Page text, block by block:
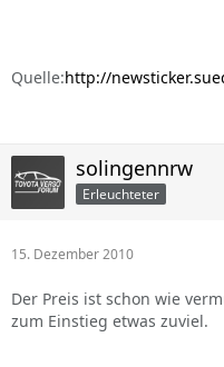
Quelle:http://
solingennrw
Erleuchteter
15. Dezember 2010
Der Preis ist schon wie
zum Einstieg etwas zuviel.